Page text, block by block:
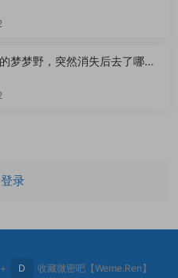
梦梦野，突然消失后去了哪
登录
+ D
收藏微密吧【Weme.Ren】